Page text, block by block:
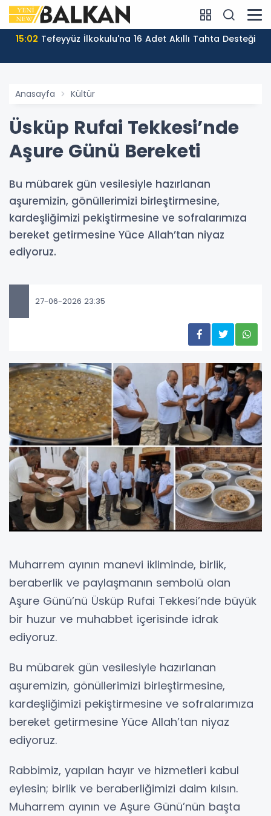
15:02 Tefeyyüz İlkokulu'na 16 Adet Akıllı Tahta Desteği
Anasayfa Kültür
Üsküp Rufai Tekkesi’nde
Aşure Günü Bereketi
Bu mübarek gün vesilesiyle hazırlanan
aşuremizin, gönüllerimizi birleştirmesine,
kardeşliğimizi pekiştirmesine ve sofralarımıza
bereket getirmesine Yüce Allah’tan niyaz
ediyoruz.
27-06-2026 23:35
Muharrem ayının manevi ikliminde, birlik,
beraberlik ve paylaşmanın sembolü olan
Aşure Günü’nü Üsküp Rufai Tekkesi’nde büyük
bir huzur ve muhabbet içerisinde idrak
ediyoruz.
Bu mübarek gün vesilesiyle hazırlanan
aşuremizin, gönüllerimizi birleştirmesine,
kardeşliğimizi pekiştirmesine ve sofralarımıza
bereket getirmesine Yüce Allah’tan niyaz
ediyoruz.
Rabbimiz, yapılan hayır ve hizmetleri kabul
eylesin; birlik ve beraberliğimizi daim kılsın.
Muharrem ayının ve Aşure Günü’nün başta